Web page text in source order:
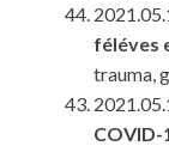
féléves
trauma,
COVID-